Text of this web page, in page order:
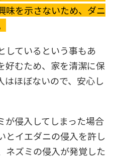
味を示さないため、ダニ
しているという事もあ
好むため、家を清潔に保
はほぼないので、安心し
が侵入してしまった場合
とイエダニの侵入を許し
ネズミの侵入が発覚した